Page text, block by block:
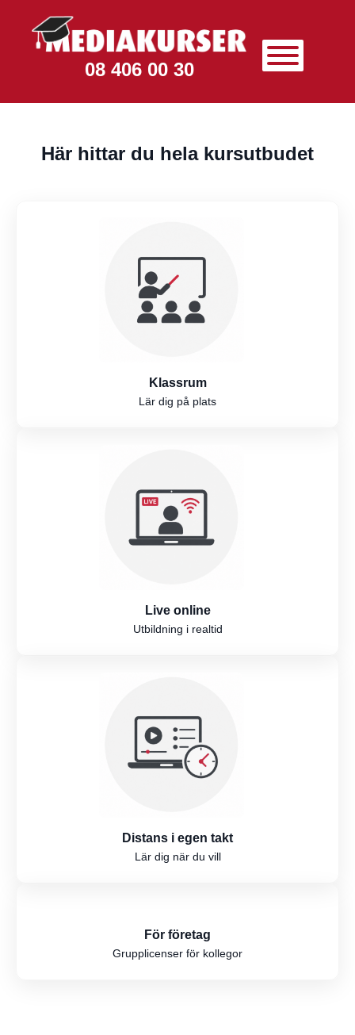
08 406 00 30
Här hittar du hela kursutbudet
Klassrum
Lär dig på plats
Live online
Utbildning i realtid
Distans i egen takt
Lär dig när du vill
För företag
Grupplicenser för kollegor